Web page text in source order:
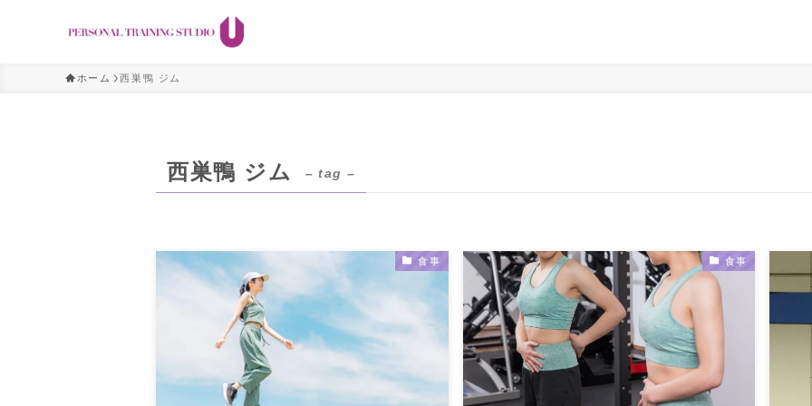
ホーム 西巣鴨 ジム
西巣鴨 ジム – tag –
食事 食事